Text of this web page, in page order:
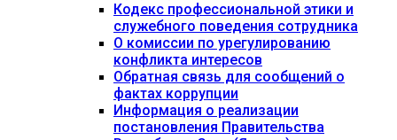
Кодекс профессиональной этики и
служебного поведения сотрудника
О комиссии по урегулированию
конфликта интересов
Обратная связь для сообщений о
фактах коррупции
Информация о реализации
постановления Правительства